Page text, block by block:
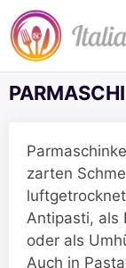
Zum
Inhalt
springen
zarten
Antipasti, als
oder als
Auch in